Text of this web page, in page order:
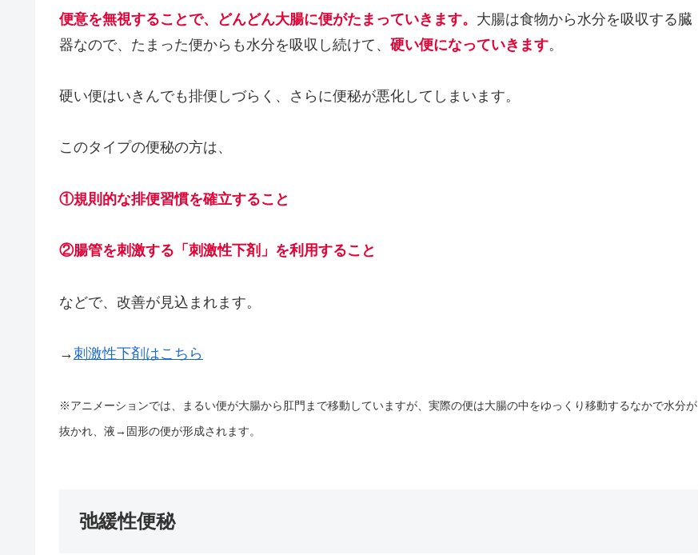
便意を無視することで、どんどん大腸に便がたまっていきます。 大腸は食物から水分を吸収する臓
器なので、たまった便からも水分を吸収し続けて、 硬い便になっていきます。
硬い便はいきんでも排便しづらく、さらに便秘が悪化してしまいます。
このタイプの便秘の方は、
①規則的な排便習慣を確立すること
②腸管を刺激する「刺激性下剤」を利用すること
などで、改善が見込まれます。
→ 刺激性下剤はこちら
※アニメーションでは、まるい便が大腸から肛門まで移動していますが、実際の便は大腸の中をゆっくり移動するなかで水分が
抜かれ、液→固形の便が形成されます。
弛緩性便秘